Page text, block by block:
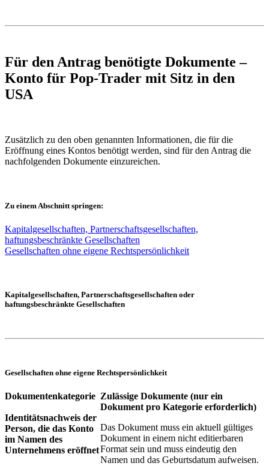
Für den Antrag benötigte Dokumente –
Konto für Pop-Trader mit Sitz in den
USA
Zusätzlich zu den oben genannten Informationen, die für die
Eröffnung eines Kontos benötigt werden, sind für den Antrag die
nachfolgenden Dokumente einzureichen.
Zu einem Abschnitt springen:
Kapitalgesellschaften, Partnerschaftsgesellschaften,
haftungsbeschränkte Gesellschaften
Gesellschaften ohne eigene Rechtspersönlichkeit
Kapitalgesellschaften, Partnerschaftsgesellschaften oder
haftungsbeschränkte Gesellschaften
Gesellschaften ohne eigene Rechtspersönlichkeit
Dokumentenkategorie Zulässige Dokumente (nur ein
Dokument pro Kategorie erforderlich)
Identitätsnachweis der
Person, die das Konto
im Namen des
Unternehmens eröffnet
Das Dokument muss ein aktuell gültiges
Dokument in einem nicht editierbaren
Format sein und muss eindeutig den
Namen und das Geburtsdatum aufweisen.